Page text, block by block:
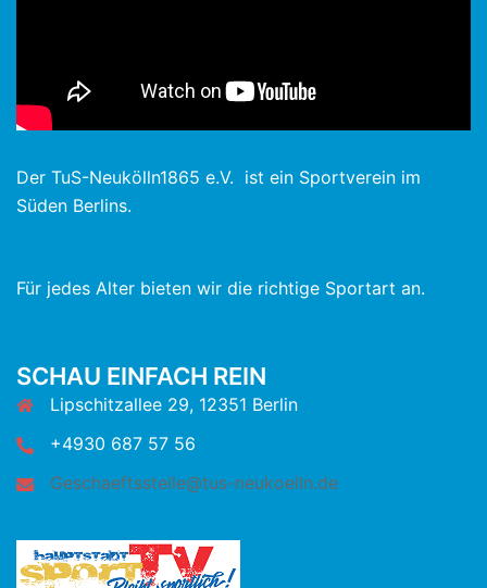
Der TuS-Neukölln1865 e.V. ist ein Sportverein im
Süden Berlins.
Für jedes Alter bieten wir die richtige Sportart an.
SCHAU EINFACH REIN
Lipschitzallee 29, 12351 Berlin
+4930 687 57 56
Geschaeftsstelle@tus-neukoelln.de